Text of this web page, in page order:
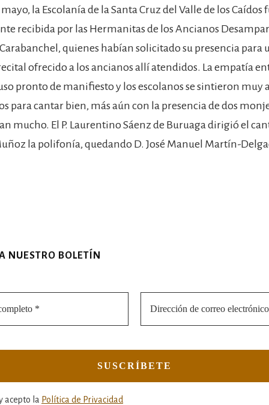
mayo, la Escolanía de la Santa Cruz del Valle de los Caídos
recibida por las Hermanitas de los Ancianos
quienes habían solicitado su presencia para
ofrecido a los ancianos allí atendidos. La empatía
pronto de manifiesto y los escolanos se sintieron muy
para cantar bien, más aún con la presencia de dos
mucho. El P. Laurentino Sáenz de Buruaga dirigió el
la polifonía, quedando D. José Manuel Martín-
NUESTRO BOLETÍN
acepto la Política de Privacidad